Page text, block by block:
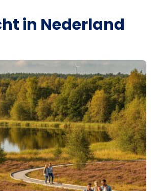
in Nederland